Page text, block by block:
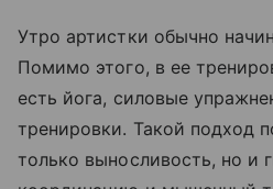
Утро артистки обычно
Помимо этого, в ее
есть йога, силовые
тренировки. Такой подход
только выносливость, но и